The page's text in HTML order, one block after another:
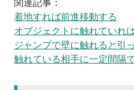
関連記事：
着地すれば前進移動する
オブジェクトに触れていれ
ジャンプで壁に触れると引
触れている相手に一定間隔